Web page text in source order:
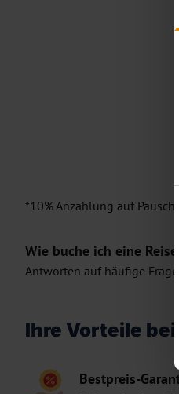
*10% Anzahlung auf
Wie buche ich eine
Antworten auf häufige
Ihre Vorteile bei
Bestpreis-